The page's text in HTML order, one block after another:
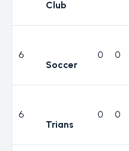
Club
6
Soccer
0 0
6
Trians
0 0